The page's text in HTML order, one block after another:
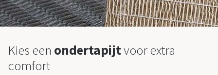
Kies een ondertapijtvoor extra
comfort